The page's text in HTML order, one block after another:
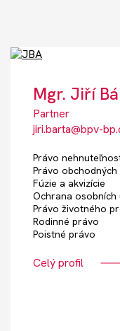
Mgr. Jiří
Partner
jiri.barta@bpv-
Právo
Právo
Fúzie a akvizície
Ochrana osobních
Právo životného
Rodinné právo
Poistné právo
Celý profil